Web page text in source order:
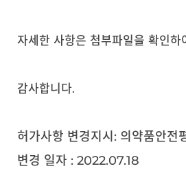
자세한 사항은 첨부파일을 확인하
감사합니다.
허가사항 변경지시: 의약품안전
변경 일자 : 2022.07.18